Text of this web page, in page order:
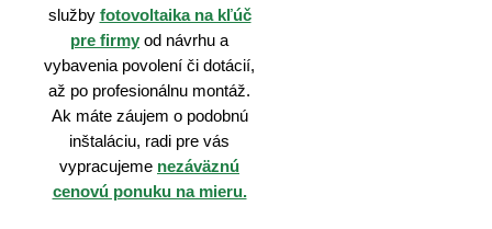
služby fotovoltaika na kľúč
pre firmy od návrhu a
vybavenia povolení či dotácií,
až po profesionálnu montáž.
Ak máte záujem o podobnú
inštaláciu, radi pre vás
vypracujeme nezáväznú
cenovú ponuku na mieru.